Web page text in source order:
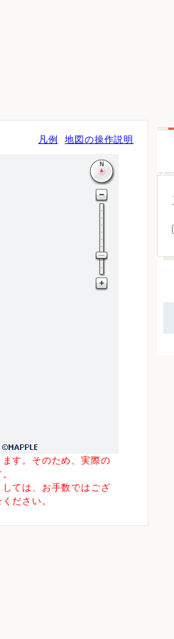
凡例 地図の操作説明
す。そのため、実際の
ては、お手数ではござ
ださい。